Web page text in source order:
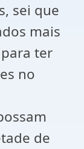
sei que
mais
ter
no
de